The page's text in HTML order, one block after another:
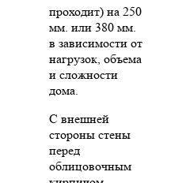
проходит) на 250
мм. или 380 мм.
в зависимости от
нагрузок, объема
и сложности
дома.
С внешней
стороны стены
перед
облицовочным